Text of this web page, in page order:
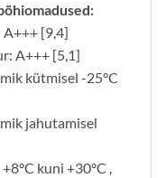
[9,4]
A+++ [5,1]
kütmisel -25°C
jahutamisel
kuni +30°C ,